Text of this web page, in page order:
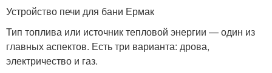
Устройство печи для бани Ермак
Тип топлива или источник тепловой энергии — один из
главных аспектов. Есть три варианта: дрова,
электричество и газ.